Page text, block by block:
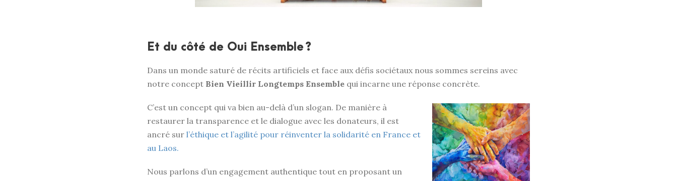
Et du côté de Oui Ensemble ?
Dans un monde saturé de récits artificiels et face aux défis sociétaux nous sommes sereins avec
notre concept Bien Vieillir Longtemps Ensemble qui incarne une réponse concrète.
C’est un concept qui va bien au-delà d’un slogan. De manière à
restaurer la transparence et le dialogue avec les donateurs, il est
ancré sur l’éthique et l’agilité pour réinventer la solidarité en France et
au Laos.
Nous parlons d’un engagement authentique tout en proposant un